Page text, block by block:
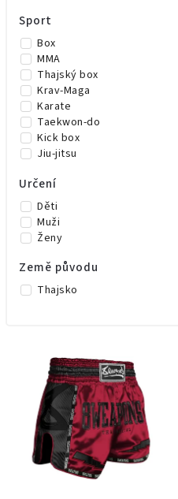
Sport
Box
MMA
Thajský box
Krav-Maga
Karate
Taekwon-do
Kick box
Jiu-jitsu
Určení
Děti
Muži
Ženy
Země původu
Thajsko